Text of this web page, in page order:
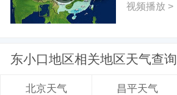
视频播放 >
东小口地区相关地区天气查询
北京天气 昌平天气